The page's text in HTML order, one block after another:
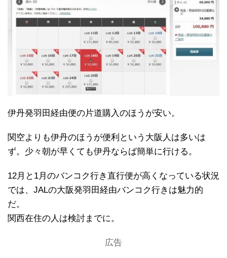
伊丹発羽田経由便の片道購入のほうが安い。
関空よりも伊丹のほうが便利という大阪人は多いは
ず。少々朝が早くても伊丹ならば簡単に行ける。
12月と1月のバンコク行き直行便が高くなっている状況
では、JALの大阪発羽田経由バンコク行きは魅力的
だ。
関西在住の人は検討までに。
広告